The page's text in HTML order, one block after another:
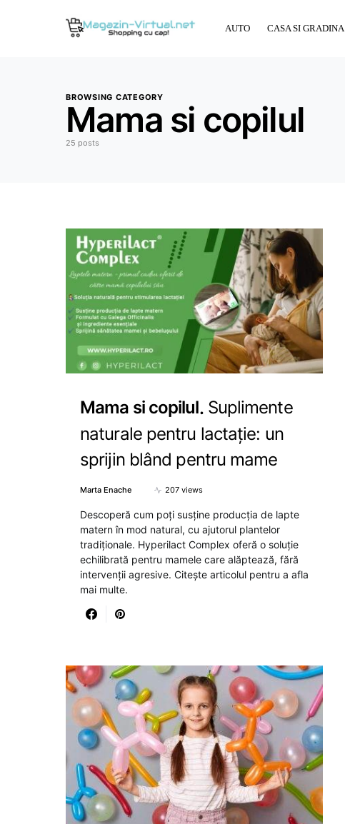
AUTO CASA SI GRADINA
BROWSING CATEGORY
Mama si copilul
25 posts
Mama si copilul Suplimente
naturale pentru lactație: un
sprijin blând pentru mame
Marta Enache 207 views
Descoperă cum poți susține producția de lapte
matern în mod natural, cu ajutorul plantelor
tradiționale. Hyperilact Complex oferă o soluție
echilibrată pentru mamele care alăptează, fără
intervenții agresive. Citește articolul pentru a afla
mai multe.